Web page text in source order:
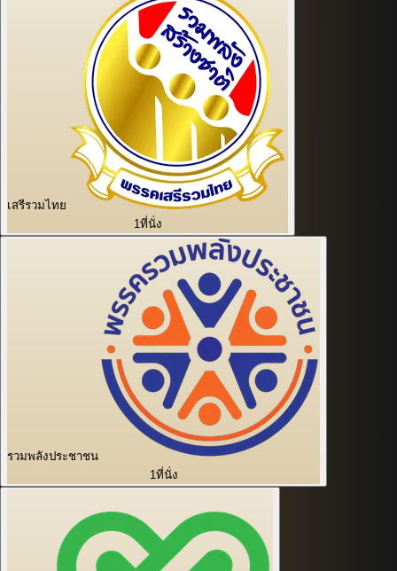
เสรีรวมไทย
1ที่นั่ง
รวมพลังประชาชน
1ที่นั่ง